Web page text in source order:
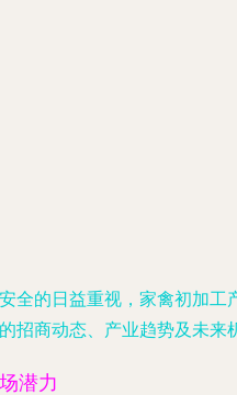
全的日益重视，家禽初加
招商动态、产业趋势及未来
潜力